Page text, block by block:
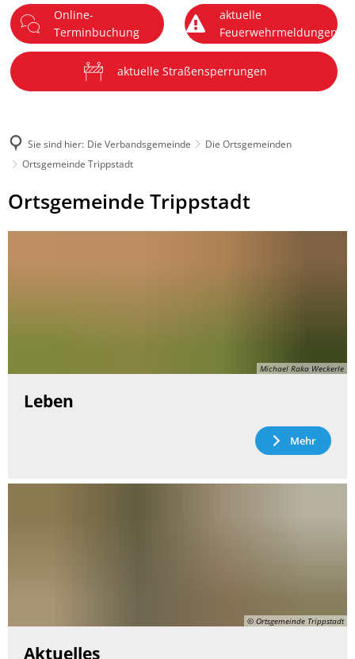
Menü
Online-
Terminbuchung
aktuelle
Feuerwehrmeldungen
aktuelle Straßensperrungen
Sie sind hier: Die Verbandsgemeinde
Die Ortsgemeinden
Ortsgemeinde Trippstadt
Ortsgemeinde
Trippstadt
Ortsgemeinde Trippstadt
Michael Raka Weckerle
Leben
Mehr
© Ortsgemeinde Trippstadt
Aktuelles